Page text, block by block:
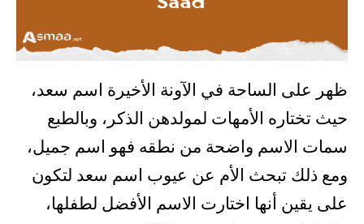
ظهر على الساحة في الآونة الأخيرة اسم سعد،
حيث تختاره الأمهات لمولدهن الذكر، وبالطبع
سمات الاسم واضحة من نطقه فهو اسم جميل،
ومع ذلك تبحث الأم عن عيوب اسم سعد لتكون
على يقين أنها اختارت الاسم الأفضل لطفلها،